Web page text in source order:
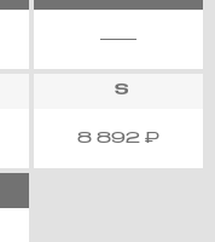
S
8 892 ₽